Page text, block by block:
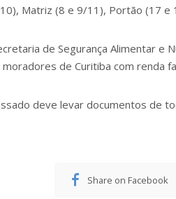
Matriz (8 e 9/11), Portão (17 e
de Segurança Alimentar e
de Curitiba com renda
deve levar documentos de
Share on Facebook